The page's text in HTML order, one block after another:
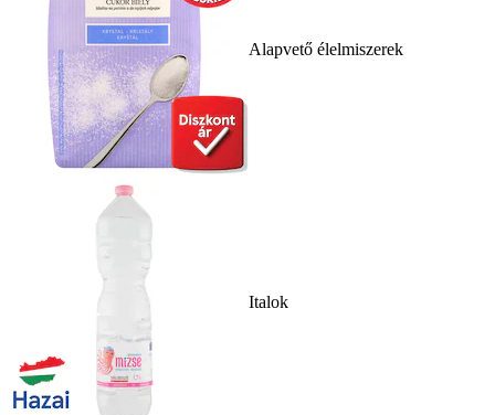
Alapvető élelmiszerek
Italok